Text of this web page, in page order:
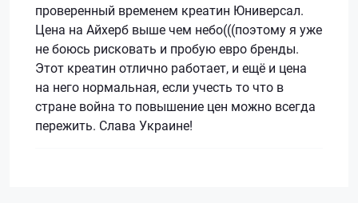
проверенный временем креатин Юниверсал.
Цена на Айхерб выше чем небо(((поэтому я уже
не боюсь рисковать и пробую евро бренды.
Этот креатин отлично работает, и ещё и цена
на него нормальная, если учесть то что в
стране война то повышение цен можно всегда
пережить. Слава Украине!